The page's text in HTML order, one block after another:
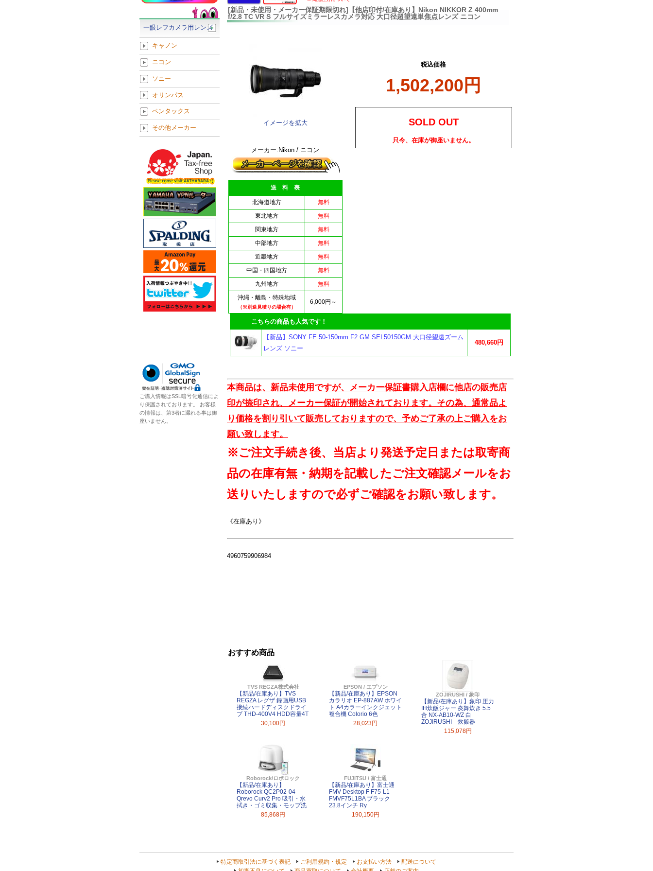
[新品・未使用・メーカー保証期限切れ]【他店印付/在庫あり】Nikon NIKKOR Z 400mm
f/2.8 TC VR S フルサイズミラーレスカメラ対応 大口径超望遠単焦点レンズ ニコン
イメージを拡大
メーカー:Nikon / ニコン
送 料 表
北海道地方
無料
東北地方
無料
関東地方
無料
中部地方
無料
近畿地方
無料
中国・四国地方
無料
九州地方
無料
沖縄・離島・特殊地域
（※別途見積りの場合有）
6,000円～
税込価格
1,502,200円
SOLD OUT
只今、在庫が御座いません。
こちらの商品も人気です！
【新品】SONY FE 50-150mm F2 GM SEL50150GM 大口径望遠ズーム
レンズ ソニー
480,660円
本商品は、新品未使用ですが、メーカー保証書購入店欄に他店の販売店
印が捺印され、メーカー保証が開始されております。その為、通常品よ
り価格を割り引いて販売しておりますので、予めご了承の上ご購入をお
願い致します。
※ご注文手続き後、当店より発送予定日または取寄商
品の在庫有無・納期を記載したご注文確認メールをお
送りいたしますので必ずご確認をお願い致します。
《在庫あり》
4960759906984
おすすめ商品
TVS REGZA株式会社
【新品/在庫あり】TVS
REGZA レグザ 録画用USB
接続ハードディスクドライ
ブ THD-400V4 HDD容量4T
30,100円
EPSON / エプソン
【新品/在庫あり】EPSON
カラリオ EP-887AW ホワイ
ト A4カラーインクジェット
複合機 Colorio 6色
28,023円
ZOJIRUSHI / 象印
【新品/在庫あり】象印 圧力
IH炊飯ジャー 炎舞炊き 5.5
合 NX-AB10-WZ 白
ZOJIRUSHI 炊飯器
115,078円
Roborock/ロボロック
【新品/在庫あり】
Roborock QC2P02-04
Qrevo Curv2 Pro 吸引・水
拭き・ゴミ収集・モップ洗
85,868円
FUJITSU / 富士通
【新品/在庫あり】富士通
FMV Desktop F F75-L1
FMVF75L1BA ブラック
23.8インチ Ry
190,150円
一眼レフカメラ用レンズ
キャノン
ニコン
ソニー
オリンパス
ペンタックス
その他メーカー
ご購入情報はSSL暗号化通信によ
り保護されております。 お客様
の情報は、第3者に漏れる事は御
座いません。
特定商取引法に基づく表記 ご利用規約・規定 お支払い方法
配送について